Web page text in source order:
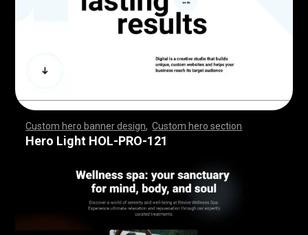
Custom hero banner design ,Custom hero section
,,,,,,,,,,,,,,,,,,,,,,,,,,,,,, ,,,,,,,,,,,,,,,,,,,,,,,
,,,,,,,,,,,,,,,,,,,,,,,,,,,,,, ,,,,,,,,,,,,,,,,,,,,,,,
Hero Light HOL-PRO-121